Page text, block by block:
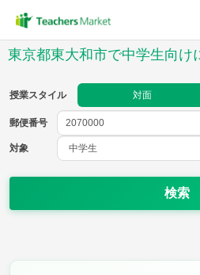
東京都東大和市で中学生向け
授業スタイル 対面
郵便番号
対象
検索
郵便番号
教科